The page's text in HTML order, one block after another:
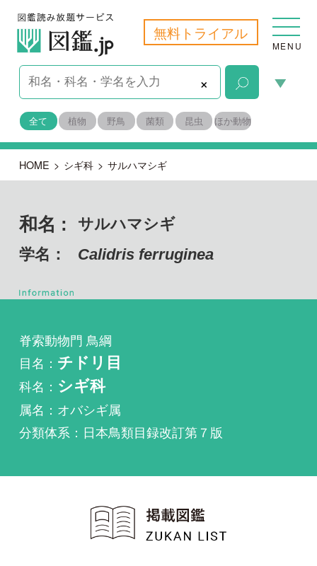
無料トライアル
MENU
×
全て 植物 野鳥 菌類 昆虫 ほか動物
学名： Calidris ferruginea
目名：チドリ目
属名：オバシギ属
分類体系：日本鳥類目録改訂第７版
類ほか51冊の生物図鑑を使
い放題